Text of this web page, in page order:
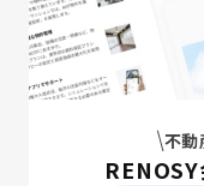
不動
RENOSY